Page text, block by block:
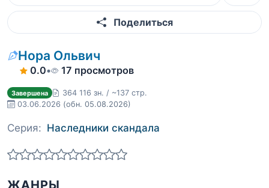
Поделиться
Нора Ольвич
0.0• 17 просмотров
Завершена
364 116 зн. / ~137 стр.
03.06.2026 (обн. 05.08.2026)
Серия: Наследники скандала